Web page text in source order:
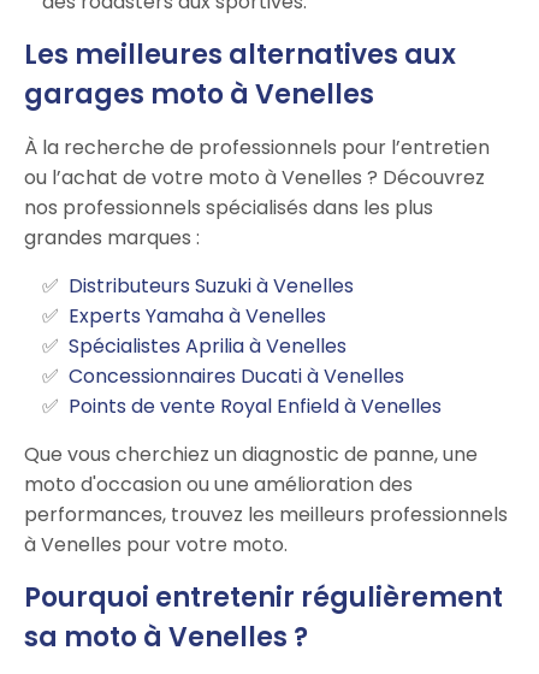
Les meilleures alternatives aux
garages moto à Venelles
À la recherche de professionnels pour l’entretien
ou l’achat de votre moto à Venelles ? Découvrez
nos professionnels spécialisés dans les plus
grandes marques :
Distributeurs Suzuki à Venelles
Experts Yamaha à Venelles
Spécialistes Aprilia à Venelles
Concessionnaires Ducati à Venelles
Points de vente Royal Enfield à Venelles
Que vous cherchiez un diagnostic de panne, une
moto d'occasion ou une amélioration des
performances, trouvez les meilleurs professionnels
à Venelles pour votre moto.
Pourquoi entretenir régulièrement
sa moto à Venelles ?